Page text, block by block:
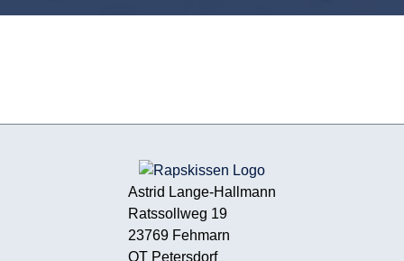
Astrid Lange-Hallmann
Ratssollweg 19
23769 Fehmarn
OT Petersdorf